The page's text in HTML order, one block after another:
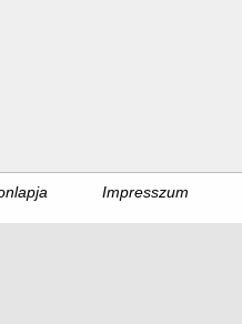
Impresszum